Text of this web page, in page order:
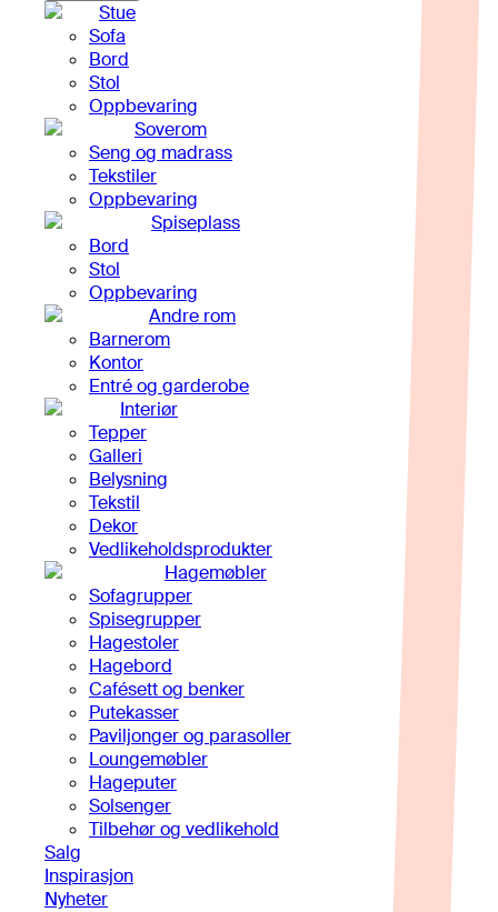
Stue
Sofa
Bord
Stol
Oppbevaring
Soverom
Seng og madrass
Tekstiler
Oppbevaring
Spiseplass
Bord
Stol
Oppbevaring
Andre rom
Barnerom
Kontor
Entré og garderobe
Interiør
Tepper
Galleri
Belysning
Tekstil
Dekor
Vedlikeholdsprodukter
Hagemøbler
Sofagrupper
Spisegrupper
Hagestoler
Hagebord
Cafésett og benker
Putekasser
Paviljonger og parasoller
Loungemøbler
Hageputer
Solsenger
Tilbehør og vedlikehold
Salg
Inspirasjon
Nyheter